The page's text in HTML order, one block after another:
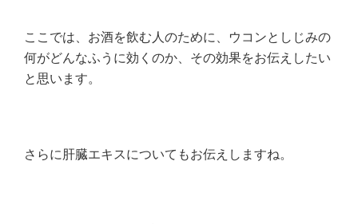
ここでは、お酒を飲む人のために、ウコンとしじみの
何がどんなふうに効くのか、その効果をお伝えしたい
と思います。
さらに肝臓エキスについてもお伝えしますね。